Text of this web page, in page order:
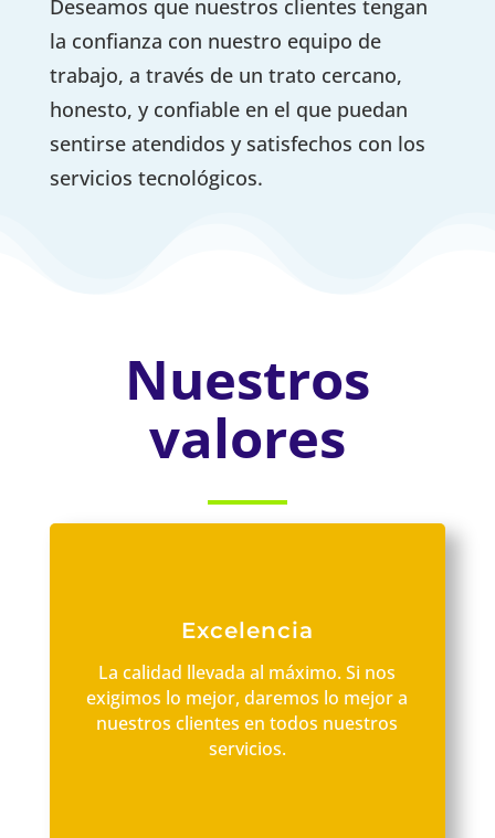
Deseamos que nuestros clientes tengan
la confianza con nuestro equipo de
trabajo, a través de un trato cercano,
honesto, y confiable en el que puedan
sentirse atendidos y satisfechos con los
servicios tecnológicos.
Nuestros
valores
Excelencia
La calidad llevada al máximo. Si nos
exigimos lo mejor, daremos lo mejor a
nuestros clientes en todos nuestros
servicios.